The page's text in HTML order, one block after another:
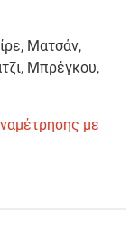
Ματσάν,
Μπρέγκου,
με